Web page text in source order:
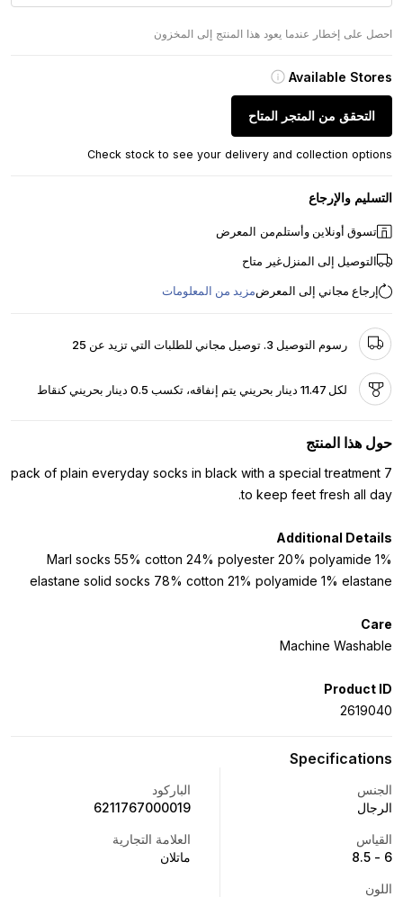
احصل على إخطار عندما يعود هذا المنتج إلى المخزون
Available Stores
التحقق من المتجر المتاح
Check stock to see your delivery and collection options
التسليم والإرجاع
تسوق أونلاين وأستلممن المعرض
التوصيل إلى المنزلغير متاح
إرجاع مجاني إلى المعرضمزيد من المعلومات
رسوم التوصيل 3. توصيل مجاني للطلبات التي تزيد عن 25
لكل 11.47 دينار بحريني يتم إنفاقه، تكسب 0.5 دينار بحريني كنقاط
حول هذا المنتج
7 pack of plain everyday socks in black with a special treatment
to keep feet fresh all day.
Additional Details
Marl socks 55% cotton 24% polyester 20% polyamide 1%
elastane solid socks 78% cotton 21% polyamide 1% elastane
Care
Machine Washable
Product ID
2619040
Specifications
الجنس
الرجال
الباركود
6211767000019
القياس
6 - 8.5
العلامة التجارية
ماتلان
اللون